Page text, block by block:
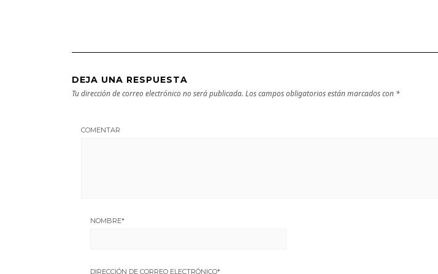
DEJA UNA RESPUESTA
Tu dirección de correo electrónico no será publicada. Los campos obligatorios están marcados con *
COMENTAR
NOMBRE*
DIRECCIÓN DE CORREO ELECTRÓNICO*